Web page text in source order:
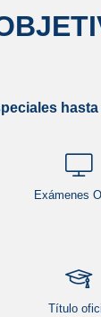
Exámenes
Título